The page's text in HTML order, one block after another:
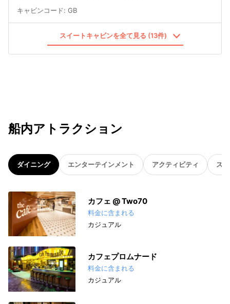
キャビンコード: GB
スイートキャビンを全て見る (13件)
船内アトラクション
ダイニング エンターテインメント アクティビティ ス
カフェ @ Two70
料金に含まれる
カジュアル
カフェプロムナード
料金に含まれる
カジュアル